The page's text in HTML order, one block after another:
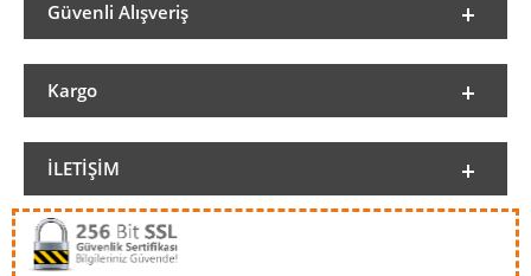
Güvenli Alışveriş
Kargo
İLETIŞIM